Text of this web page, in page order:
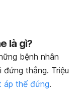
là gì?
bệnh nhân
thẳng. Triệu
áp thế đứng.